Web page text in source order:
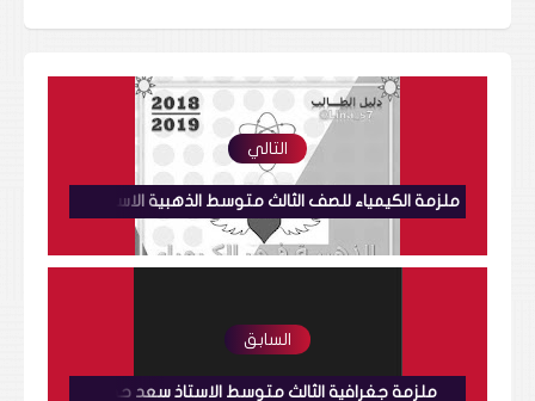
التالي
السابق
ملزمة جغرافية الثالث متوسط الاستاذ سعد حميد